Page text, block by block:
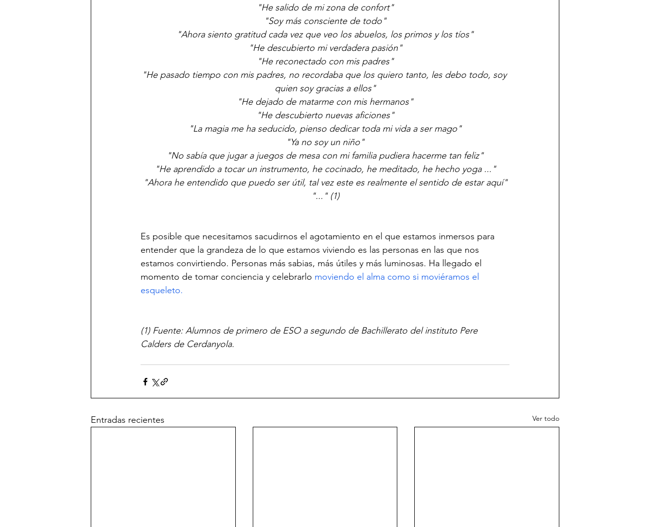
"He salido de mi zona de confort"
"Soy más consciente de todo"
"Ahora siento gratitud cada vez que veo los abuelos, los primos y los tíos"
"He descubierto mi verdadera pasión"
"He reconectado con mis padres"
"He pasado tiempo con mis padres, no recordaba que los quiero tanto, les debo todo, soy
quien soy gracias a ellos"
"He dejado de matarme con mis hermanos"
"He descubierto nuevas aficiones"
"La magia me ha seducido, pienso dedicar toda mi vida a ser mago"
"Ya no soy un niño"
"No sabía que jugar a juegos de mesa con mi familia pudiera hacerme tan feliz"
"He aprendido a tocar un instrumento, he cocinado, he meditado, he hecho yoga ..."
"Ahora he entendido que puedo ser útil, tal vez este es realmente el sentido de estar aquí"
"..." (1)
Es posible que necesitamos sacudirnos el agotamiento en el que estamos inmersos para
entender que la grandeza de lo que estamos viviendo es las personas en las que nos
estamos convirtiendo. Personas más sabias, más útiles y más luminosas. Ha llegado el
momento de tomar conciencia y celebrarlo moviendo el alma como si moviéramos el
esqueleto.
(1) Fuente: Alumnos de primero de ESO a segundo de Bachillerato del instituto Pere
Calders de Cerdanyola.
Entradas recientes Ver todo